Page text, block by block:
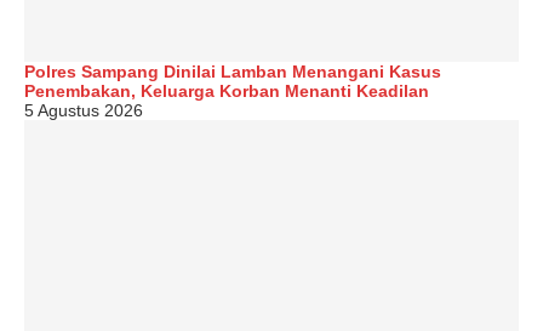
Polres Sampang Dinilai Lamban Menangani Kasus
Penembakan, Keluarga Korban Menanti Keadilan
5 Agustus 2026